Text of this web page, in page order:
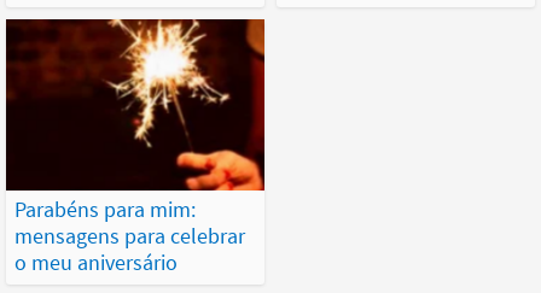
Parabéns para mim:
mensagens para celebrar
o meu aniversário